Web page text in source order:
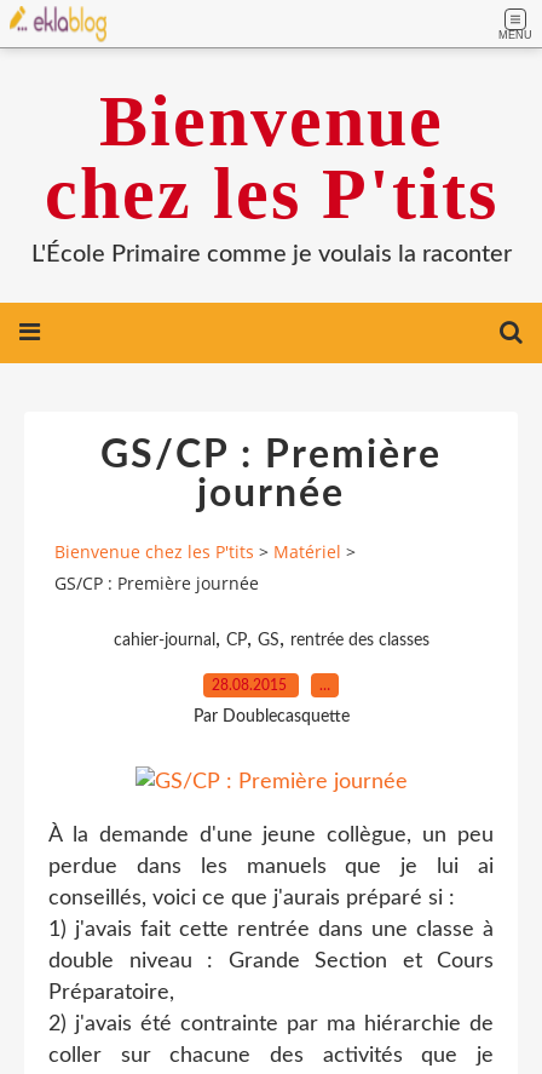
MENU
Bienvenue
chez les P'tits
L'École Primaire comme je voulais la raconter
GS/CP : Première
journée
Bienvenue chez les P'tits > Matériel >
GS/CP : Première journée
cahier-journal , CP, GS, rentrée des classes
28.08.2015 …
Par Doublecasquette
À la demande d'une jeune collègue, un peu
perdue dans les manuels que je lui ai
conseillés, voici ce que j'aurais préparé si :
1) j'avais fait cette rentrée dans une classe à
double niveau : Grande Section et Cours
Préparatoire,
2) j'avais été contrainte par ma hiérarchie de
coller sur chacune des activités que je